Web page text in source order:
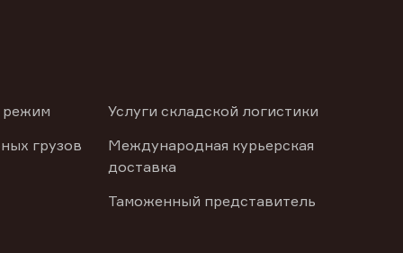
режим
грузов
Услуги складской логистики
Международная курьерская
доставка
Таможенный представитель